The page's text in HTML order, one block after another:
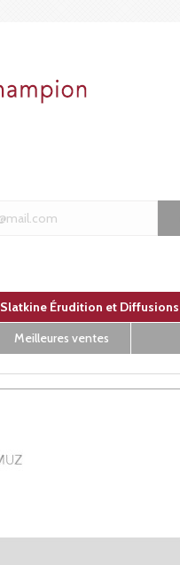
Slatkine Érudition et Diffusions
Meilleures ventes